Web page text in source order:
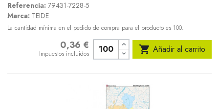
Referencia: 79431-7228-5
Marca: TEIDE
La cantidad mínima en el pedido de compra para el producto es 100.
0,36 €
Impuestos incluidos  Añadir al carrito